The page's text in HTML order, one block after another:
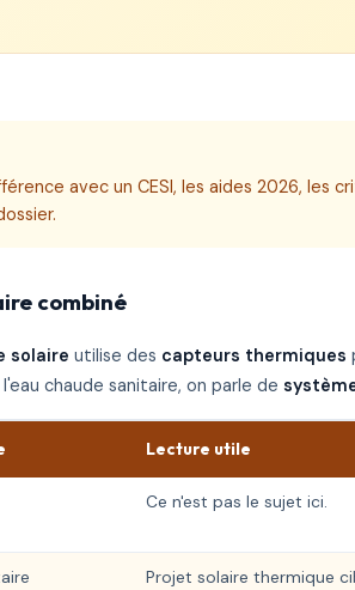
avec un CESI, les aides 2026, les
.
combiné
solaire utilise des capteurs thermiques
chaude sanitaire, on parle de
Lecture utile
Ce n'est pas le sujet ici.
Projet solaire thermique